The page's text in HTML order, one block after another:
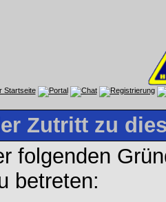
Zutritt zu
folgenden
betreten: